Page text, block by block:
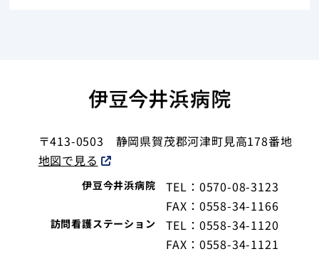
〒413-0503 静岡県賀茂郡河津町見高178番地
地図で見る
伊豆今井浜病院
TEL：0570-08-3123
FAX：0558-34-1166
訪問看護ステーション
TEL：0558-34-1120
FAX：0558-34-1121